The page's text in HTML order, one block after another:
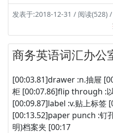
发表于:2018-12-31 / 阅读(528)
商务英语词汇办公
[00:03.81]drawer :n.抽屉
柜 [00:07.86]flip through :
[00:09.87]label :v.贴上标签
[00:13.52]paper punch :钉
明)档案夹 [00:17